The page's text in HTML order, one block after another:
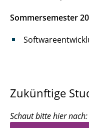
Sommersemester
Zukünftige
Schaut bitte hier nach: